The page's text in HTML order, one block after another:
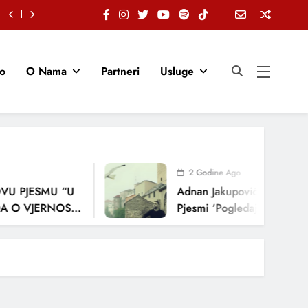
O Nama Partneri Usluge
PJESMU “U
VJERNOSTI,
2 Godine Ago
Adnan Jakupović Donosi
Pjesmi ‘Pogledaj Me’